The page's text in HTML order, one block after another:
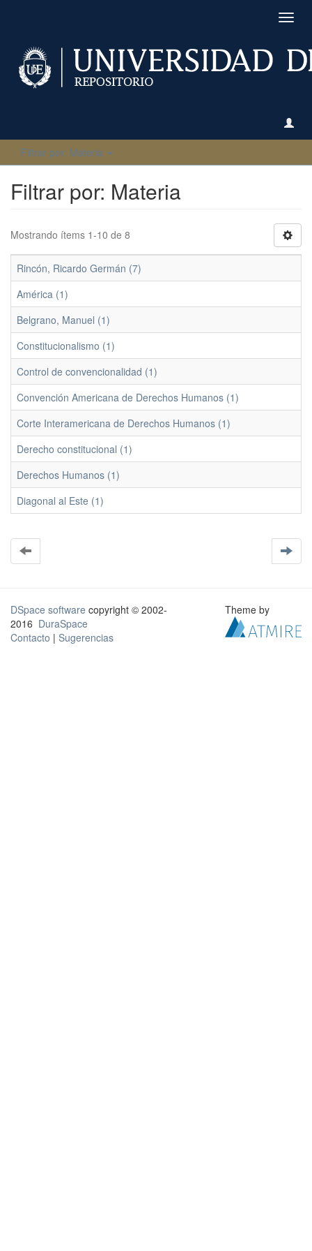
Filtrar por: Materia
Filtrar por: Materia
Mostrando ítems 1-10 de 8
Rincón, Ricardo Germán (7)
América (1)
Belgrano, Manuel (1)
Constitucionalismo (1)
Control de convencionalidad (1)
Convención Americana de Derechos Humanos (1)
Corte Interamericana de Derechos Humanos (1)
Derecho constitucional (1)
Derechos Humanos (1)
Diagonal al Este (1)
DSpace software copyright © 2002-
2016 DuraSpace
Contacto | Sugerencias
Theme by